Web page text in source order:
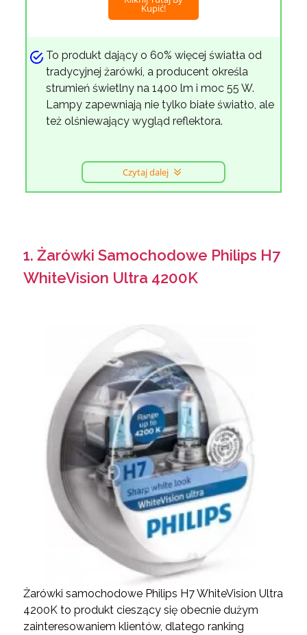
Kupić!
To produkt dający o 60% więcej światła od
tradycyjnej żarówki, a producent określa
strumień świetlny na 1400 lm i moc 55 W.
Lampy zapewniają nie tylko białe światło, ale
też olśniewający wygląd reflektora.
Czytaj dalej
1. Żarówki Samochodowe Philips H7
WhiteVision Ultra 4200K
Żarówki samochodowe Philips H7 WhiteVision Ultra
4200K to produkt cieszący się obecnie dużym
zainteresowaniem klientów, dlatego ranking